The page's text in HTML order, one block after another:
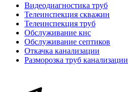
Видеодиагностика труб
Телеинспекция скважин
Телеинспекция труб
Обслуживание кнс
Обслуживание септиков
Откачка канализации
Разморозка труб канализации